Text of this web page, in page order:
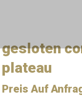
gesloten
plateau
Preis Auf